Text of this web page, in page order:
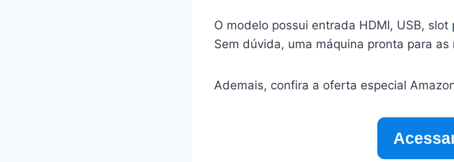
O modelo possui entrada HDMI, USB,
Sem dúvida, uma máquina pronta para
Ademais, confira a oferta especial